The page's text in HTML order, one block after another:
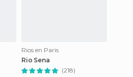
Rios en Paris
Rio Sena
(218)